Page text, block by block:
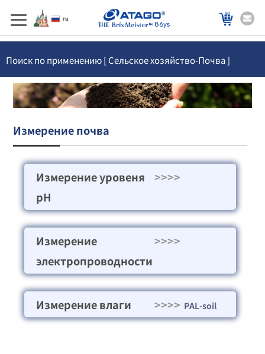
86ys
Поиск по применению [ Сельское хозяйство-Почва ]
Измерение почва
Измерение уровеня
pH
>>>>
Измерение
электропроводности
>>>>
Измерение влаги >>>> PAL-soil